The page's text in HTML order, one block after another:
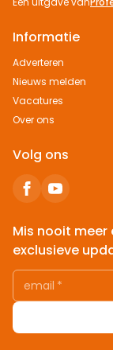
Informatie
Adverteren
Nieuws melden
Vacatures
Over ons
Volg ons
Mis nooit
exclusieve
email *